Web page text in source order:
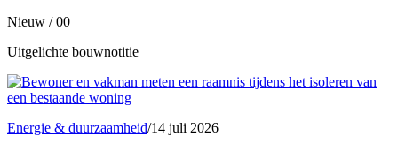
Nieuw / 00
Uitgelichte bouwnotitie
Energie & duurzaamheid/14 juli 2026